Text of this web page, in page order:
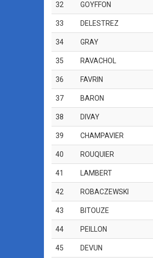
32 GOYFFON
33 DELESTREZ
34 GRAY
35 RAVACHOL
36 FAVRIN
37 BARON
38 DIVAY
39 CHAMPAVIER
40 ROUQUIER
41 LAMBERT
42 ROBACZEWSKI
43 BITOUZE
44 PEILLON
45 DEVUN